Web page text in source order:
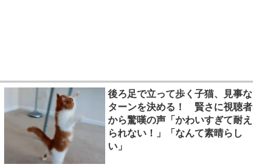
後ろ足で立って歩く子猫、見事な
ターンを決める！ 賢さに視聴者
から驚嘆の声「かわいすぎて耐え
られない！」「なんて素晴らし
い」